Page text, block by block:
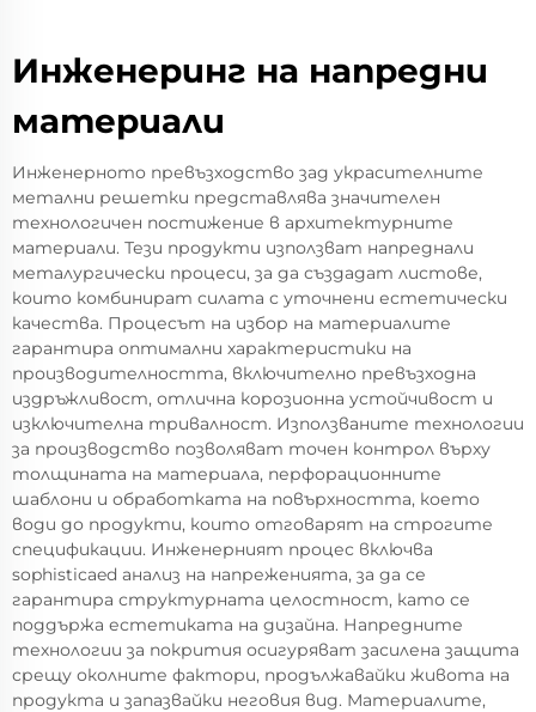
Инженеринг на напредни
материали
Инженерното превъзходство зад украсителните
метални решетки представлява значителен
технологичен постижение в архитектурните
материали. Тези продукти използват напреднали
металургически процеси, за да създадат листове,
които комбинират силата с уточнени естетически
качества. Процесът на избор на материалите
гарантира оптимални характеристики на
производителността, включително превъзходна
издръжливост, отлична корозионна устойчивост и
изключителна тривалност. Използваните технологии
за производство позволяват точен контрол върху
толщината на материала, перфорационните
шаблони и обработката на повърхността, което
води до продукти, които отговарят на строгите
спецификации. Инженерният процес включва
sophisticaed анализ на напреженията, за да се
гарантира структурната целостност, като се
поддържа естетиката на дизайна. Напредните
технологии за покрития осигуряват засилена защита
срещу околните фактори, продължавайки живота на
продукта и запазвайки неговия вид. Материалите,